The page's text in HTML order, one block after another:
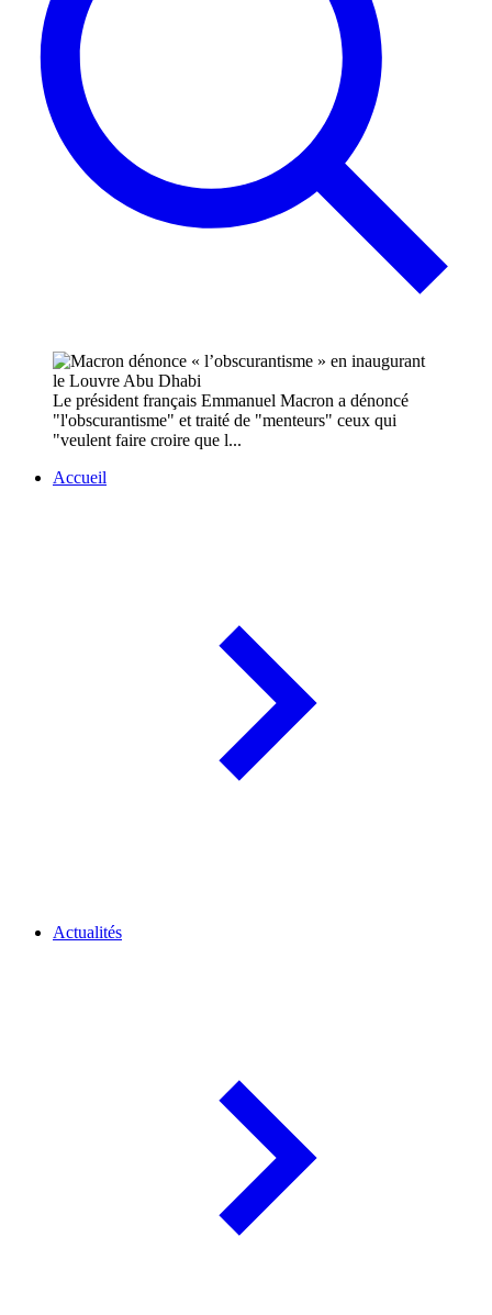
Le président français Emmanuel Macron a dénoncé
"l'obscurantisme" et traité de "menteurs" ceux qui
"veulent faire croire que l...
Accueil
Actualités